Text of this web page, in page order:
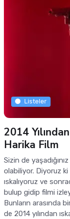
Listeler
2014
Harika Film
Sizin de
olabiliyor. Diyoruz
ıskalıyoruz ve
bulup gidip filmi
Bunların arasında
de 2014 yılından